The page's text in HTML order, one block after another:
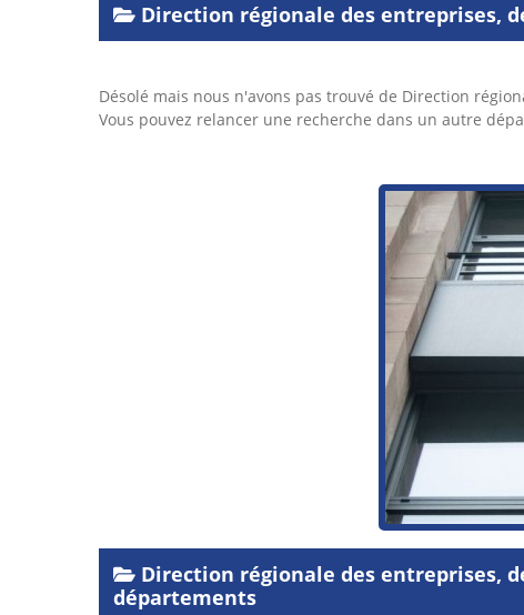
Direction régionale des entreprises,
Désolé mais nous n'avons pas trouvé de Direction
Vous pouvez relancer une recherche dans un autre
Direction régionale des entreprises,
départements